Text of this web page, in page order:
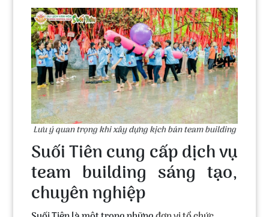
Lưu ý quan trọng khi xây dựng kịch bản team building
Suối Tiên cung cấp dịch vụ
team building sáng tạo,
chuyên nghiệp